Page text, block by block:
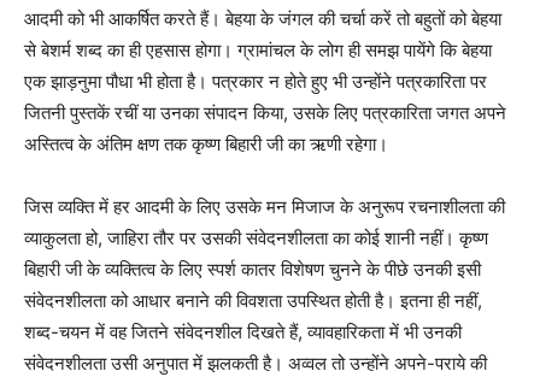
आदमी को भी आकर्षित करते हैं। बेहया के जंगल की चर्चा करें तो बहुतों को बेहया
से बेशर्म शब्द का ही एहसास होगा। ग्रामांचल के लोग ही समझ पायेंगे कि बेहया
एक झाड़नुमा पौधा भी होता है। पत्रकार न होते हुए भी उन्होंने पत्रकारिता पर
जितनी पुस्तकें रचीं या उनका संपादन किया, उसके लिए पत्रकारिता जगत अपने
अस्तित्व के अंतिम क्षण तक कृष्ण बिहारी जी का ऋणी रहेगा।
जिस व्यक्ति में हर आदमी के लिए उसके मन मिजाज के अनुरूप रचनाशीलता की
व्याकुलता हो, जाहिरा तौर पर उसकी संवेदनशीलता का कोई शानी नहीं। कृष्ण
बिहारी जी के व्यक्तित्व के लिए स्पर्श कातर विशेषण चुनने के पीछे उनकी इसी
संवेदनशीलता को आधार बनाने की विवशता उपस्थित होती है। इतना ही नहीं,
शब्द-चयन में वह जितने संवेदनशील दिखते हैं, व्यावहारिकता में भी उनकी
संवेदनशीलता उसी अनुपात में झलकती है। अव्वल तो उन्होंने अपने-पराये की